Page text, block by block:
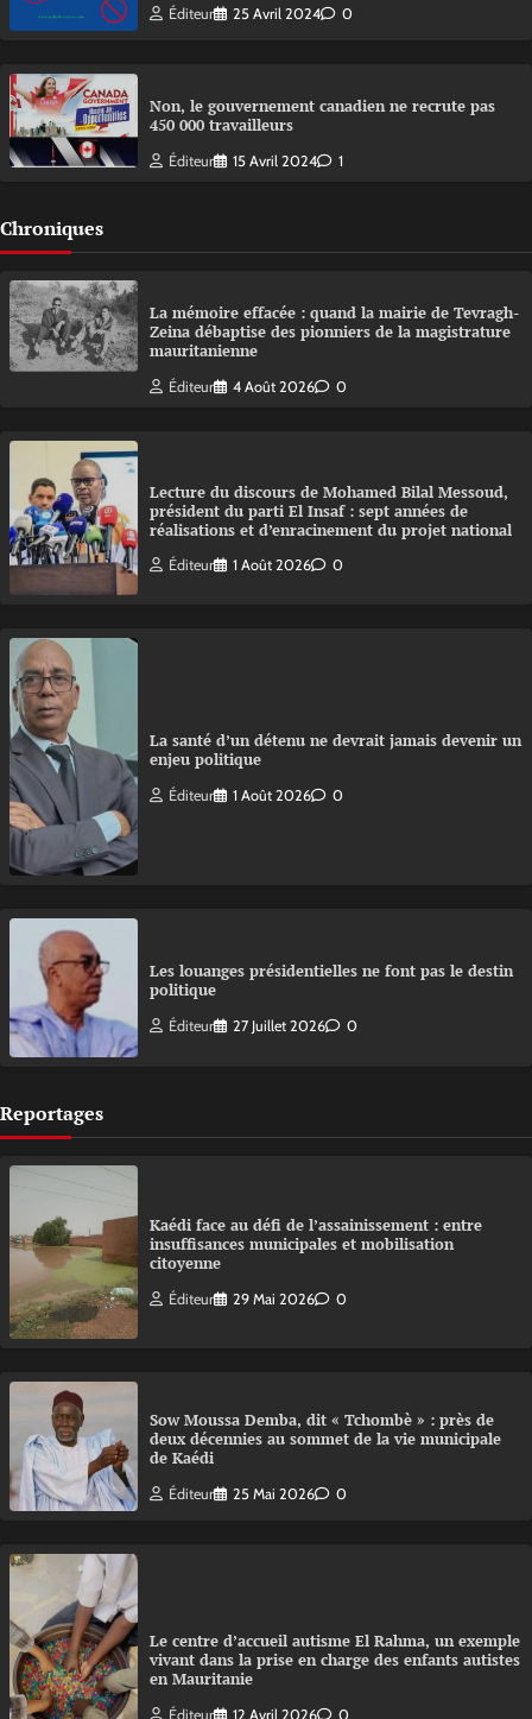
Éditeur 25 Avril 2024 0
Non, le gouvernement canadien ne recrute pas
450 000 travailleurs
Éditeur 15 Avril 2024 1
Chroniques
La mémoire effacée : quand la mairie de Tevragh-
Zeina débaptise des pionniers de la magistrature
mauritanienne
Éditeur 4 Août 2026 0
Lecture du discours de Mohamed Bilal Messoud,
président du parti El Insaf : sept années de
réalisations et d’enracinement du projet national
Éditeur 1 Août 2026 0
La santé d’un détenu ne devrait jamais devenir un
enjeu politique
Éditeur 1 Août 2026 0
Les louanges présidentielles ne font pas le destin
politique
Éditeur 27 Juillet 2026 0
Reportages
Kaédi face au défi de l’assainissement : entre
insuffisances municipales et mobilisation
citoyenne
Éditeur 29 Mai 2026 0
Sow Moussa Demba, dit « Tchombè » : près de
deux décennies au sommet de la vie municipale
de Kaédi
Éditeur 25 Mai 2026 0
Le centre d’accueil autisme El Rahma, un exemple
vivant dans la prise en charge des enfants autistes
en Mauritanie
Éditeur 12 Avril 2026 0